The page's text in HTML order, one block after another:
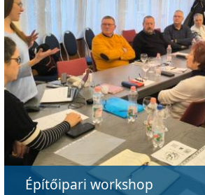
Építőipari workshop